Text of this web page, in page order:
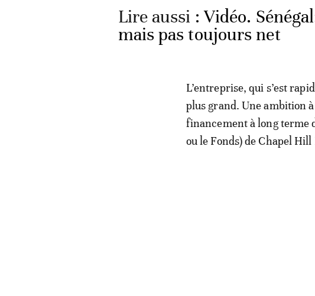
Lire aussi :Vidéo.
mais pas toujours net
L’entreprise, qui s’est
plus grand. Une ambition
financement à long terme
ou le Fonds) de Chapel